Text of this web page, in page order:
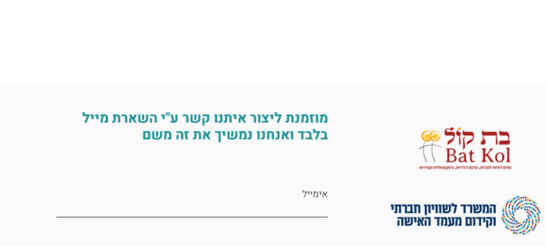
מוזמנת ליצור איתנו קשר ע"י השארת מייל
בלבד ואנחנו נמשיך את זה משם